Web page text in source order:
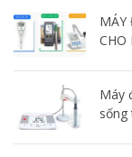
MÁY
CHO
Máy